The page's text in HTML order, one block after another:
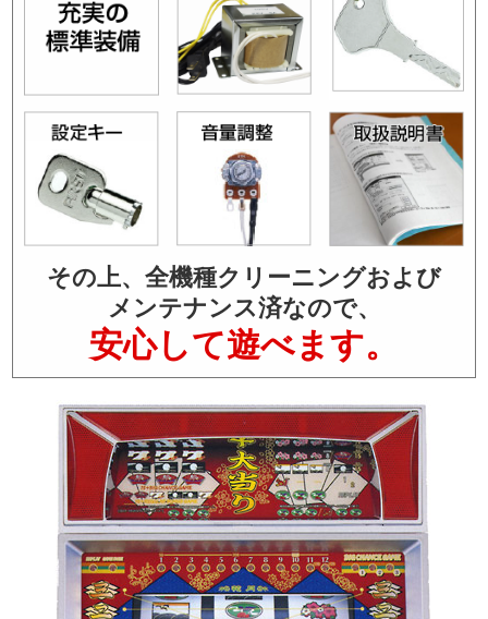
その上、全機種クリーニングおよび
メンテナンス済なので、
安心して遊べます。